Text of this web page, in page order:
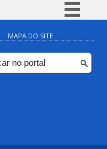
Simplifique!
Comunica BR
Participe
MAPA DO SITE